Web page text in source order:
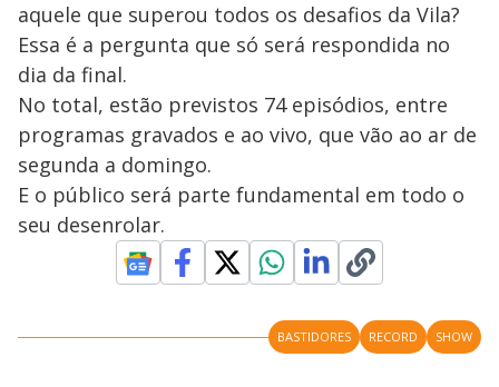
aquele que superou todos os desafios da Vila?
Essa é a pergunta que só será respondida no
dia da final.
No total, estão previstos 74 episódios, entre
programas gravados e ao vivo, que vão ao ar de
segunda a domingo.
E o público será parte fundamental em todo o
seu desenrolar.
BASTIDORES RECORD SHOW